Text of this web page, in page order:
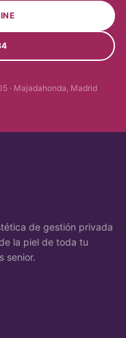
· Majadahonda, Madrid
de gestión privada
la piel de toda tu
senior.